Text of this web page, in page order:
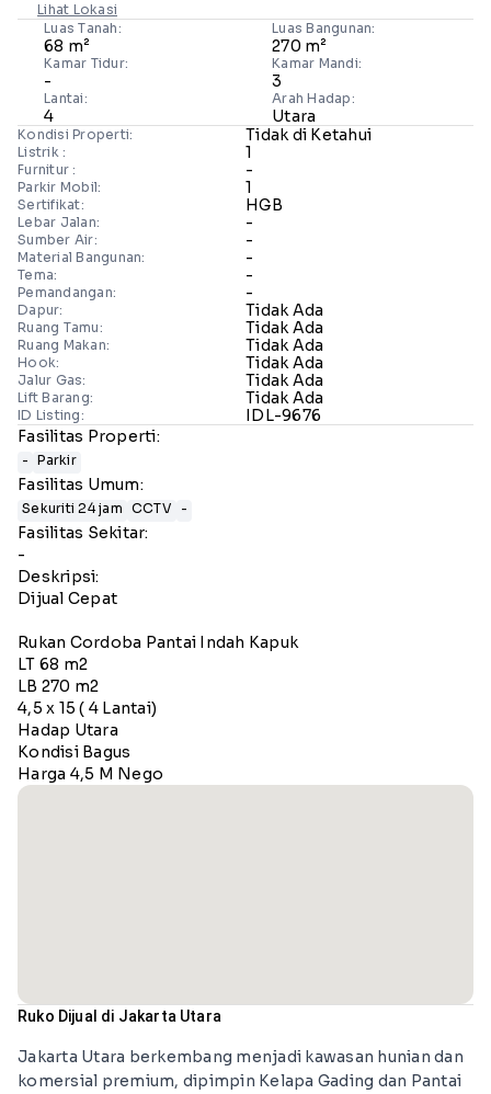
Lihat Lokasi
Luas Tanah:
68 m²
Luas Bangunan:
270 m²
Kamar Tidur:
-
Kamar Mandi:
3
Lantai:
4
Arah Hadap:
Utara
Kondisi Properti: Tidak di Ketahui
Listrik : 1
Furnitur : -
Parkir Mobil: 1
Sertifikat: HGB
Lebar Jalan: -
Sumber Air: -
Material Bangunan: -
Tema: -
Pemandangan: -
Dapur: Tidak Ada
Ruang Tamu: Tidak Ada
Ruang Makan: Tidak Ada
Hook: Tidak Ada
Jalur Gas: Tidak Ada
Lift Barang: Tidak Ada
ID Listing:
IDL-9676
Fasilitas Properti:
- Parkir
Fasilitas Umum:
Sekuriti 24 jam CCTV -
Fasilitas Sekitar:
-
Deskripsi:
Dijual Cepat
Rukan Cordoba Pantai Indah Kapuk
LT 68 m2
LB 270 m2
4,5 x 15 ( 4 Lantai)
Hadap Utara
Kondisi Bagus
Harga 4,5 M Nego
Ruko Dijual di Jakarta Utara
Jakarta Utara berkembang menjadi kawasan hunian dan
komersial premium, dipimpin Kelapa Gading dan Pantai